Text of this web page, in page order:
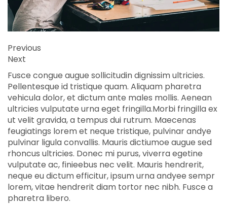
Previous
Next
Fusce congue augue sollicitudin dignissim ultricies.
Pellentesque id tristique quam. Aliquam pharetra
vehicula dolor, et dictum ante males mollis. Aenean
ultricies vulputate urna eget fringilla.Morbi fringilla ex
ut velit gravida, a tempus dui rutrum. Maecenas
feugiatings lorem et neque tristique, pulvinar andye
pulvinar ligula convallis. Mauris dictiumoe augue sed
rhoncus ultricies. Donec mi purus, viverra egetine
vulputate ac, finieebus nec velit. Mauris hendrerit,
neque eu dictum efficitur, ipsum urna andyee sempr
lorem, vitae hendrerit diam tortor nec nibh. Fusce a
pharetra libero.